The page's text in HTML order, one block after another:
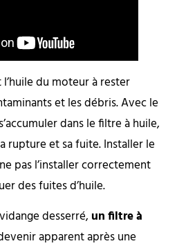
du moteur à rester
et les débris. Avec le
dans le filtre à huile,
rupture et sa fuite. Installer le
pas l’installer correctement
des fuites d’huile.
desserré, un filtre à
apparent après une